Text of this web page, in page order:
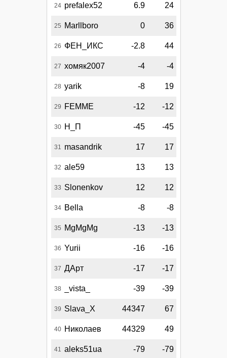
24 prefalex52 6.9 24
25 Marllboro 0 36
26 ФЕН_ИКС -2.8 44
27 хомяк2007 -4 -4
28 yarik -8 19
29 FEMME -12 -12
30 Н_П -45 -45
31 masandrik 17 17
32 ale59 13 13
33 Slonenkov 12 12
34 Bella -8 -8
35 MgMgMg -13 -13
36 Yurii -16 -16
37 ДАрт -17 -17
38 _vista_ -39 -39
39 Slava_X 44347 67
40 Николаев 44329 49
41 aleks51ua -79 -79